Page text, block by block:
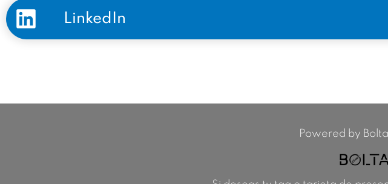
LinkedIn
Powered by